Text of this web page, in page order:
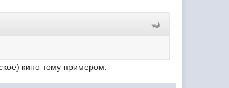
кино тому примером.